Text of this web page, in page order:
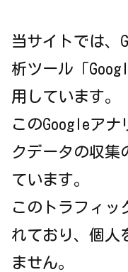
当サイトでは、
析ツール「
用しています。
このGoogleアナ
クデータの収集
ています。
このトラフィッ
れており、個人
ません。